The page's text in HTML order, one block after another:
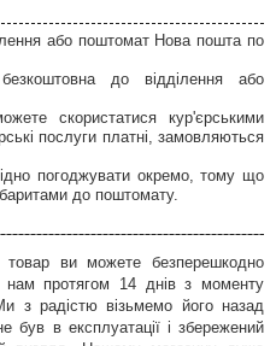
або поштомат Нова пошта по
до відділення або
скористатися кур'єрськими
послуги платні, замовляються
погоджувати окремо, тому що
до поштомату.
товар ви можете безперешкодно
нам протягом 14 днів з моменту
з радістю візьмемо його назад
був в експлуатації і збережений